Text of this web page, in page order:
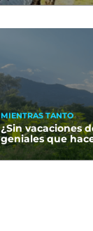
MIENTRAS TANTO
¿Sin vacaciones
geniales que